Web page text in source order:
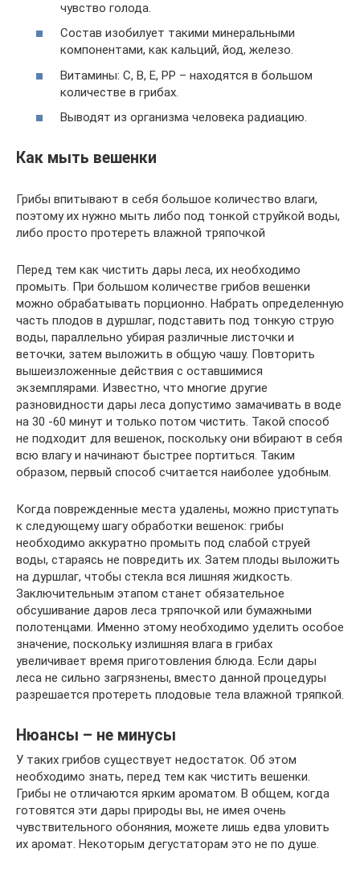
чувство голода.
Состав изобилует такими минеральными
компонентами, как кальций, йод, железо.
Витамины: С, В, Е, РР – находятся в большом
количестве в грибах.
Выводят из организма человека радиацию.
Как мыть вешенки
Грибы впитывают в себя большое количество влаги,
поэтому их нужно мыть либо под тонкой струйкой воды,
либо просто протереть влажной тряпочкой
Перед тем как чистить дары леса, их необходимо
промыть. При большом количестве грибов вешенки
можно обрабатывать порционно. Набрать определенную
часть плодов в дуршлаг, подставить под тонкую струю
воды, параллельно убирая различные листочки и
веточки, затем выложить в общую чашу. Повторить
вышеизложенные действия с оставшимися
экземплярами. Известно, что многие другие
разновидности дары леса допустимо замачивать в воде
на 30 -60 минут и только потом чистить. Такой способ
не подходит для вешенок, поскольку они вбирают в себя
всю влагу и начинают быстрее портиться. Таким
образом, первый способ считается наиболее удобным.
Когда поврежденные места удалены, можно приступать
к следующему шагу обработки вешенок: грибы
необходимо аккуратно промыть под слабой струей
воды, стараясь не повредить их. Затем плоды выложить
на дуршлаг, чтобы стекла вся лишняя жидкость.
Заключительным этапом станет обязательное
обсушивание даров леса тряпочкой или бумажными
полотенцами. Именно этому необходимо уделить особое
значение, поскольку излишняя влага в грибах
увеличивает время приготовления блюда. Если дары
леса не сильно загрязнены, вместо данной процедуры
разрешается протереть плодовые тела влажной тряпкой.
Нюансы – не минусы
У таких грибов существует недостаток. Об этом
необходимо знать, перед тем как чистить вешенки.
Грибы не отличаются ярким ароматом. В общем, когда
готовятся эти дары природы вы, не имея очень
чувствительного обоняния, можете лишь едва уловить
их аромат. Некоторым дегустаторам это не по душе.